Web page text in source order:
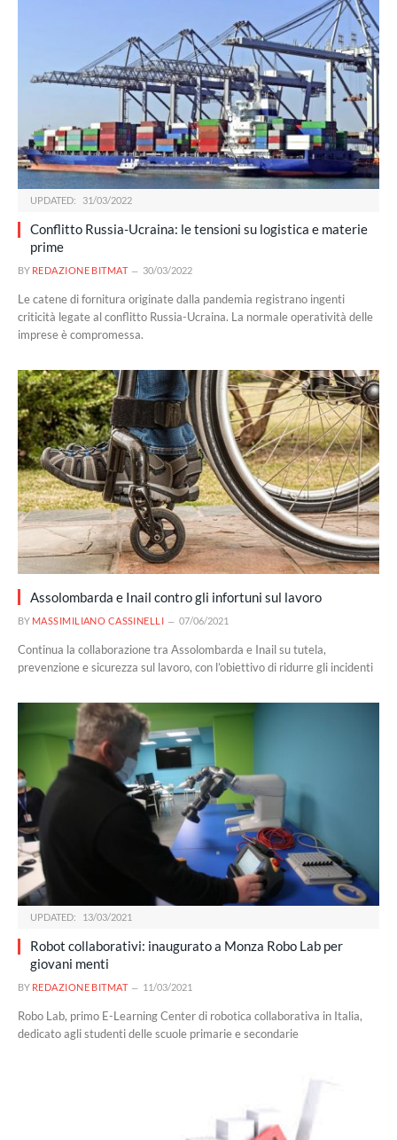
UPDATED: 31/03/2022
Conflitto Russia-Ucraina: le tensioni su logistica e materie
prime
BY REDAZIONE BITMAT 30/03/2022
Le catene di fornitura originate dalla pandemia registrano ingenti
criticità legate al conflitto Russia-Ucraina. La normale operatività delle
imprese è compromessa.
Assolombarda e Inail contro gli infortuni sul lavoro
BY MASSIMILIANO CASSINELLI 07/06/2021
Continua la collaborazione tra Assolombarda e Inail su tutela,
prevenzione e sicurezza sul lavoro, con l’obiettivo di ridurre gli incidenti
UPDATED: 13/03/2021
Robot collaborativi: inaugurato a Monza Robo Lab per
giovani menti
BY REDAZIONE BITMAT 11/03/2021
Robo Lab, primo E-Learning Center di robotica collaborativa in Italia,
dedicato agli studenti delle scuole primarie e secondarie